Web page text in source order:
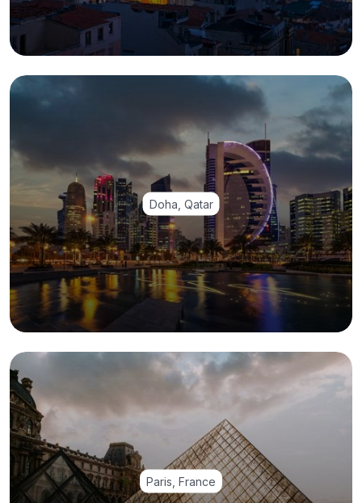
Doha, Qatar
Paris, France